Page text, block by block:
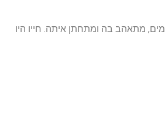
מתאהב בה ומתחתן איתה. חייו היו